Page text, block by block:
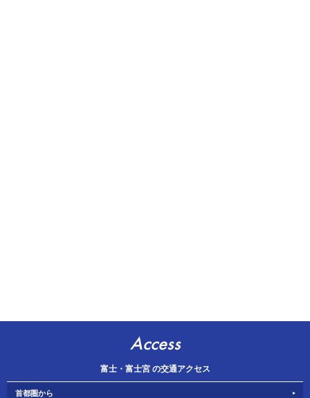
Access
富士・富士宮 の交通アクセス
首都圏から